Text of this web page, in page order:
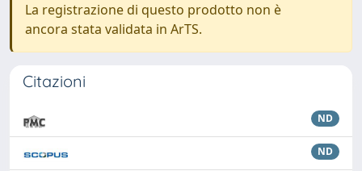
La registrazione di questo prodotto non è
ancora stata validata in ArTS.
Citazioni
ND
ND